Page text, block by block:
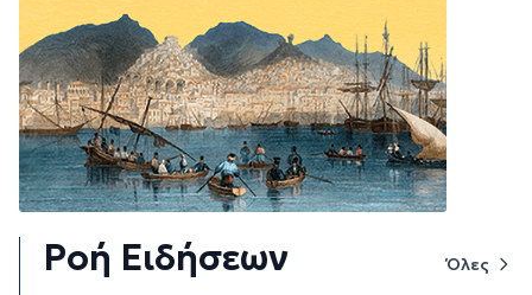
Ροή Ειδήσεων Όλες